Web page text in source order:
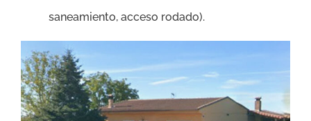
saneamiento, acceso rodado).